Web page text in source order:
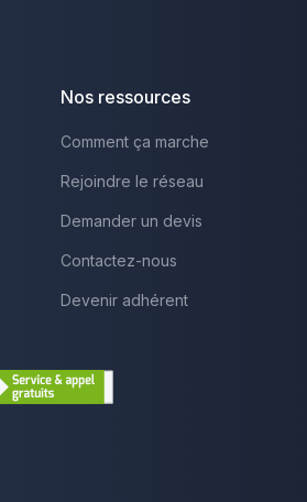
Nos ressources
Comment ça marche
Rejoindre le réseau
Demander un devis
Contactez-nous
Devenir adhérent